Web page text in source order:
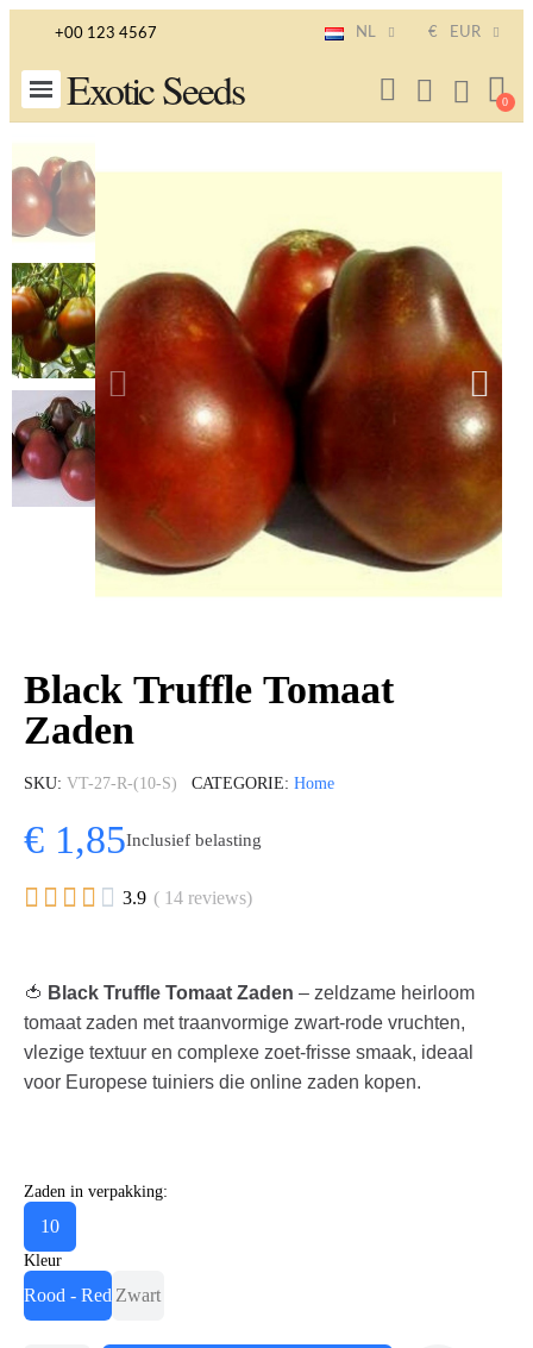
+00 123 4567 NL € EUR
Exotic Seeds
Black Truffle Tomaat
Zaden
SKU VT-27-R-(10-S) CATEGORIE Home
€ 1,85Inclusief belasting
     3.9 ( 14 reviews)
🍅 Black Truffle Tomaat Zaden – zeldzame heirloom
tomaat zaden met traanvormige zwart-rode vruchten,
vlezige textuur en complexe zoet-frisse smaak, ideaal
voor Europese tuiniers die online zaden kopen.
Zaden in verpakking:
10
Kleur
Rood - Red Zwart